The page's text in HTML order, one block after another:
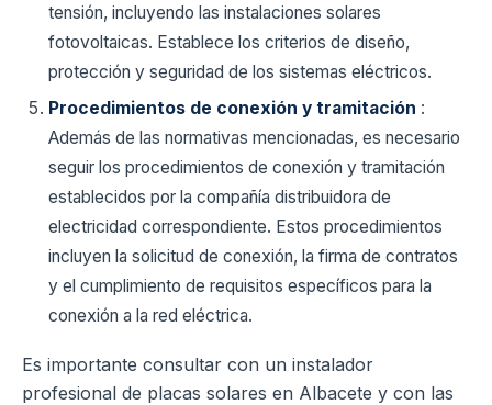
tensión, incluyendo las instalaciones solares
fotovoltaicas. Establece los criterios de diseño,
protección y seguridad de los sistemas eléctricos.
Procedimientos de conexión y tramitación :
Además de las normativas mencionadas, es necesario
seguir los procedimientos de conexión y tramitación
establecidos por la compañía distribuidora de
electricidad correspondiente. Estos procedimientos
incluyen la solicitud de conexión, la firma de contratos
y el cumplimiento de requisitos específicos para la
conexión a la red eléctrica.
Es importante consultar con un instalador
profesional de placas solares en Albacete y con las